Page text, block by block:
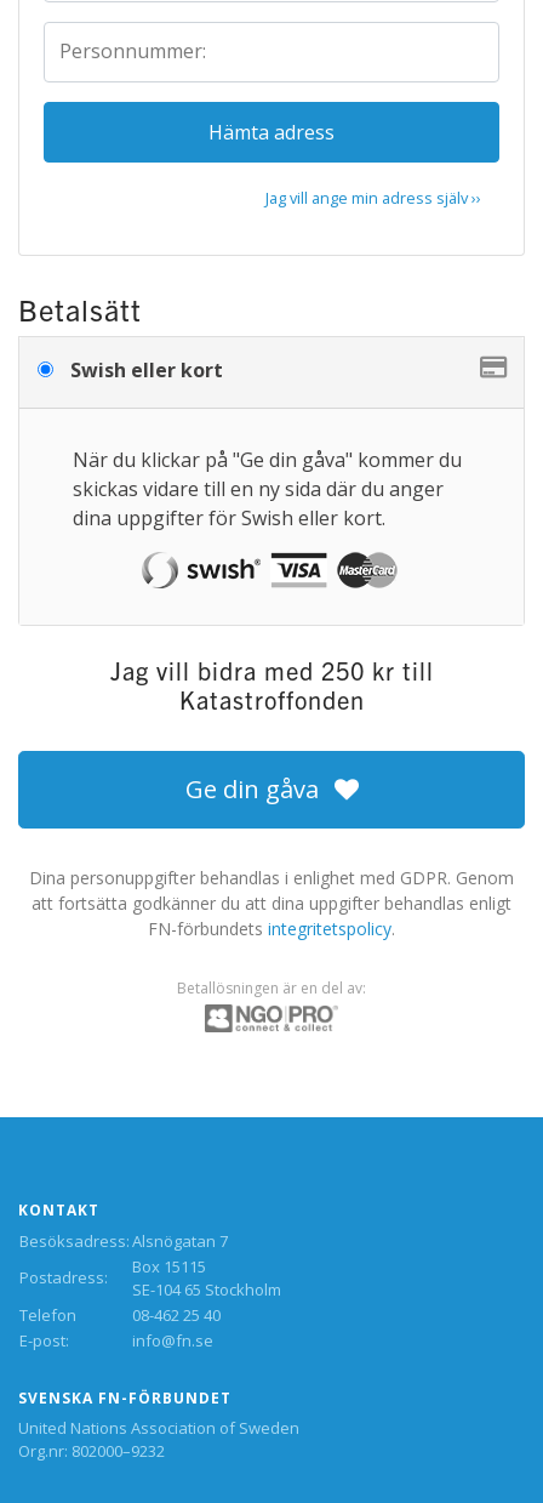
Personnummer:
Hämta adress
Jag vill ange min adress själv ››
Betalsätt
Swish eller kort
När du klickar på "Ge din gåva" kommer du
skickas vidare till en ny sida där du anger
dina uppgifter för Swish eller kort.
Jag vill bidra med 250 kr till
Katastroffonden
Ge din gåva
Dina personuppgifter behandlas i enlighet med GDPR. Genom
att fortsätta godkänner du att dina uppgifter behandlas enligt
FN-förbundets integritetspolicy.
Betallösningen är en del av:
KONTAKT
Besöksadress:Alsnögatan 7
Postadress:
Box 15115
SE-104 65 Stockholm
Telefon
08-462 25 40
E-post:
info@fn.se
SVENSKA FN-FÖRBUNDET
United Nations Association of Sweden
Org.nr: 802000–9232